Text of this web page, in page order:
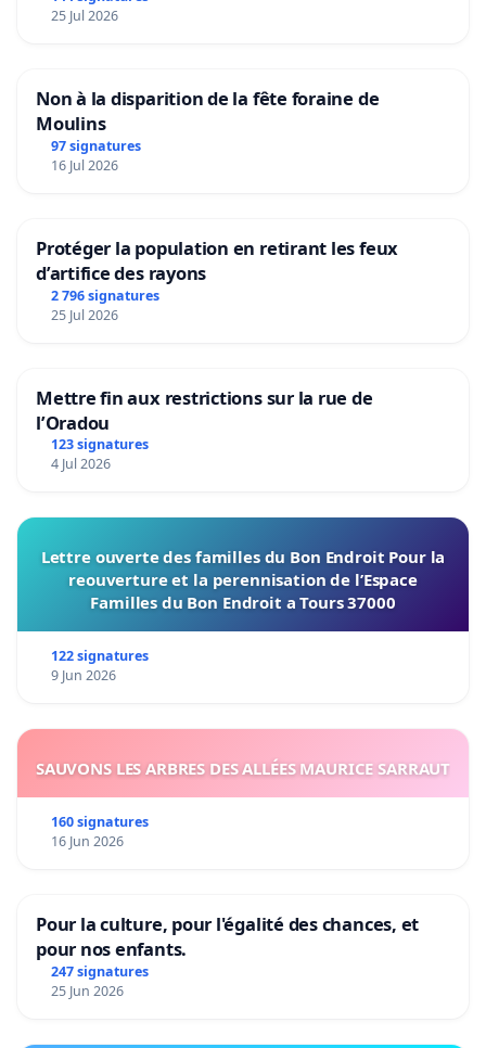
25 Jul 2026
Non à la disparition de la fête foraine de
Moulins
97 signatures
16 Jul 2026
Protéger la population en retirant les feux
d’artifice des rayons
2 796 signatures
25 Jul 2026
Mettre fin aux restrictions sur la rue de
l’Oradou
123 signatures
4 Jul 2026
Lettre ouverte des familles du Bon Endroit Pour la
reouverture et la perennisation de l’Espace
Familles du Bon Endroit a Tours 37000
122 signatures
9 Jun 2026
SAUVONS LES ARBRES DES ALLÉES MAURICE SARRAUT
160 signatures
16 Jun 2026
Pour la culture, pour l'égalité des chances, et
pour nos enfants.
247 signatures
25 Jun 2026